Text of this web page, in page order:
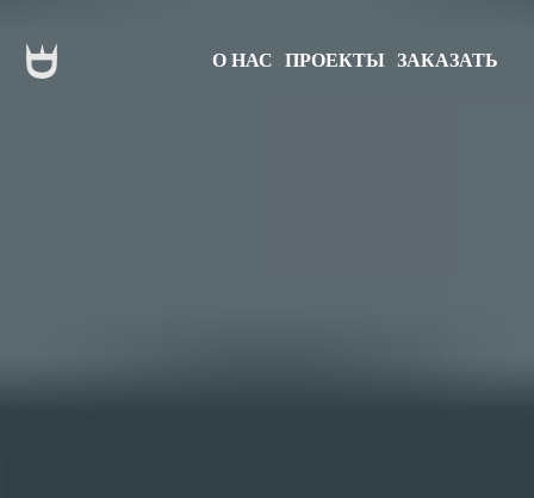
О НАС ПРОЕКТЫ ЗАКАЗАТЬ